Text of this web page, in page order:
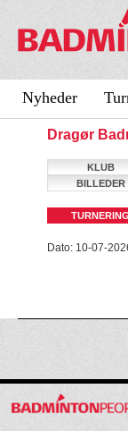
Nyheder
Dragør
KLUB
BILLEDER
Dato: 10-07-